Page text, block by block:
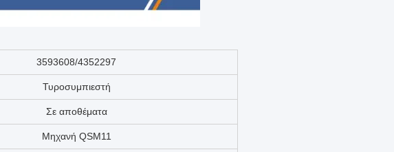
3593608/4352297
Τυροσυμπιεστή
Σε αποθέματα
Μηχανή QSM11